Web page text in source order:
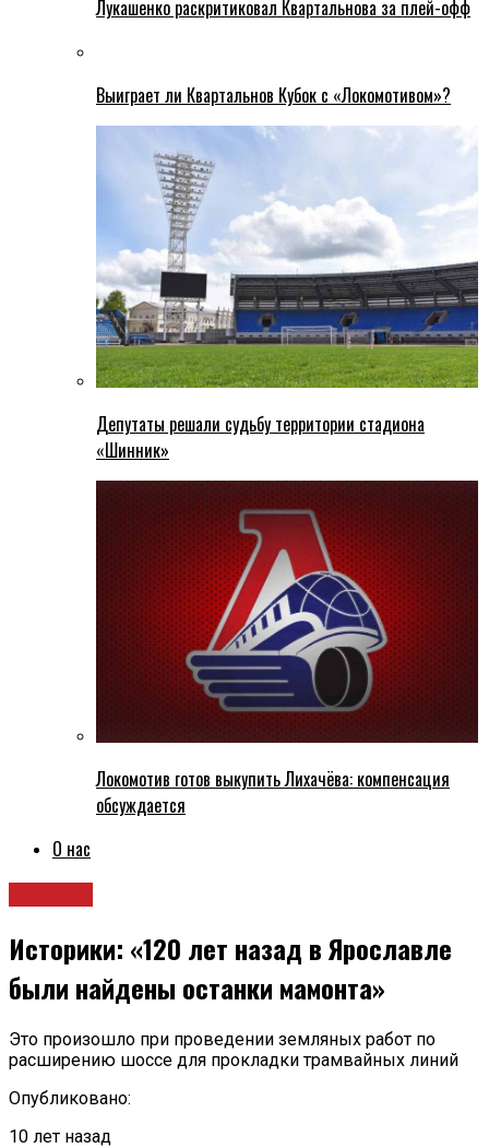
Лукашенко раскритиковал Квартальнова за плей-офф
Выиграет ли Квартальнов Кубок с «Локомотивом»?
Депутаты решали судьбу территории стадиона
«Шинник»
Локомотив готов выкупить Лихачёва: компенсация
обсуждается
О нас
Историки: «120 лет назад в Ярославле
были найдены останки мамонта»
Это произошло при проведении земляных работ по
расширению шоссе для прокладки трамвайных линий
Опубликовано:
10 лет назад